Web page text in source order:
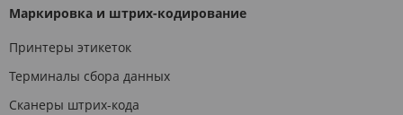
Маркировка и штрих-кодирование
Принтеры этикеток
Терминалы сбора данных
Сканеры штрих-кода